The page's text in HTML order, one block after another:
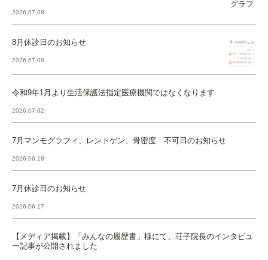
2026.07.08
8月休診日のお知らせ
2026.07.08
令和9年1月より生活保護法指定医療機関ではなくなります
2026.07.02
7月マンモグラフィ、レントゲン、骨密度 不可日のお知らせ
2026.06.18
7月休診日のお知らせ
2026.06.17
【メディア掲載】「みんなの履歴書」様にて、荘子院長のインタビュ
ー記事が公開されました